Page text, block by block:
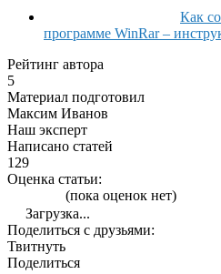
Как
программе WinRar –
Рейтинг автора
5
Материал подготовил
Максим Иванов
Наш эксперт
Написано статей
129
Оценка статьи:
(пока оценок нет)
Загрузка...
Поделиться с друзьями:
Твитнуть
Поделиться